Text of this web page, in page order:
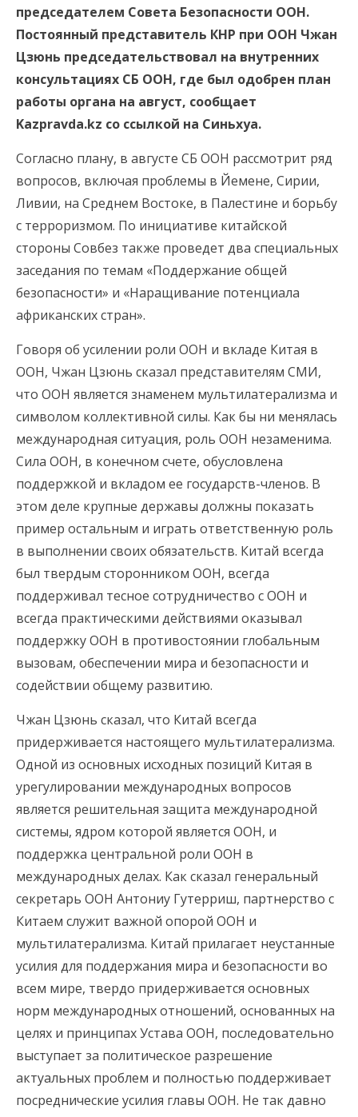
председателем Совета Безопасности ООН.
Постоянный представитель КНР при ООН Чжан
Цзюнь председательствовал на внутренних
консультациях СБ ООН, где был одобрен план
работы органа на август, сообщает
Kazpravda.kz со ссылкой на Синьхуа.
Согласно плану, в августе СБ ООН рассмотрит ряд
вопросов, включая проблемы в Йемене, Сирии,
Ливии, на Среднем Востоке, в Палестине и борьбу
с терроризмом. По инициативе китайской
стороны Совбез также проведет два специальных
заседания по темам «Поддержание общей
безопасности» и «Наращивание потенциала
африканских стран».
Говоря об усилении роли ООН и вкладе Китая в
ООН, Чжан Цзюнь сказал представителям СМИ,
что ООН является знаменем мультилатерализма и
символом коллективной силы. Как бы ни менялась
международная ситуация, роль ООН незаменима.
Сила ООН, в конечном счете, обусловлена
поддержкой и вкладом ее государств-членов. В
этом деле крупные державы должны показать
пример остальным и играть ответственную роль
в выполнении своих обязательств. Китай всегда
был твердым сторонником ООН, всегда
поддерживал тесное сотрудничество с ООН и
всегда практическими действиями оказывал
поддержку ООН в противостоянии глобальным
вызовам, обеспечении мира и безопасности и
содействии общему развитию.
Чжан Цзюнь сказал, что Китай всегда
придерживается настоящего мультилатерализма.
Одной из основных исходных позиций Китая в
урегулировании международных вопросов
является решительная защита международной
системы, ядром которой является ООН, и
поддержка центральной роли ООН в
международных делах. Как сказал генеральный
секретарь ООН Антониу Гутерриш, партнерство с
Китаем служит важной опорой ООН и
мультилатерализма. Китай прилагает неустанные
усилия для поддержания мира и безопасности во
всем мире, твердо придерживается основных
норм международных отношений, основанных на
целях и принципах Устава ООН, последовательно
выступает за политическое разрешение
актуальных проблем и полностью поддерживает
посреднические усилия главы ООН. Не так давно